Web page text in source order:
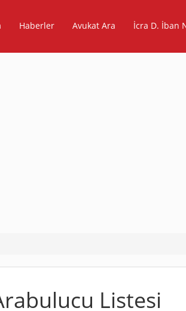
Haberler Avukat Ara İcra D. İban
Listesi